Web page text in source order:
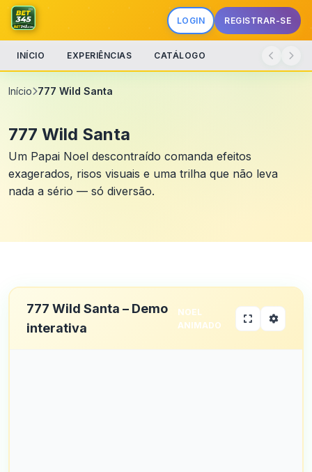
LOGIN REGISTRAR-SE
INÍCIO EXPERIÊNCIAS CATÁLOGO
Início 777 Wild Santa
777 Wild Santa
Um Papai Noel descontraído comanda efeitos
exagerados, risos visuais e uma trilha que não leva
nada a sério — só diversão.
777 Wild Santa – Demo
interativa
NOEL
ANIMADO